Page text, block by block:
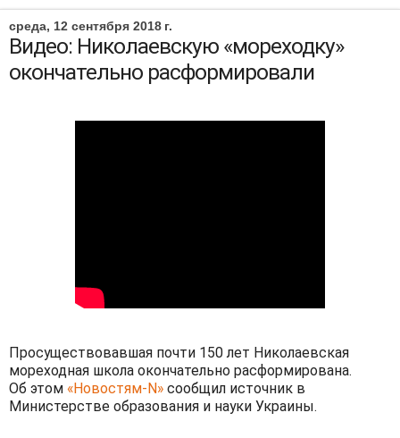
среда, 12 сентября 2018 г.
Видео: Николаевскую «мореходку»
окончательно расформировали
Просуществовавшая почти 150 лет Николаевская
мореходная школа окончательно расформирована.
Об этом «Новостям-N» сообщил источник в
Министерстве образования и науки Украины.